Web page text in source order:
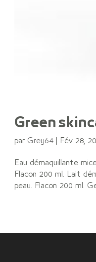
Green
par Grey64 Fév 28,
Eau démaquillante
Flacon 200 ml. Lait
peau. Flacon 200 ml.